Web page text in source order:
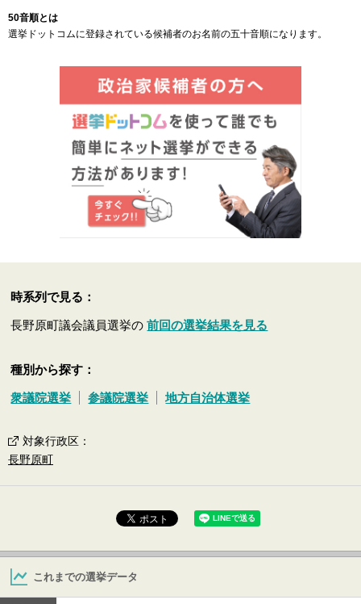
50音順とは
選挙ドットコムに登録されている候補者のお名前の五十音順になります。
時系列で見る：
長野原町議会議員選挙の前回の選挙結果を見る
種別から探す：
衆議院選挙 参議院選挙 地方自治体選挙
対象行政区 ：
長野原町
これまでの選挙データ